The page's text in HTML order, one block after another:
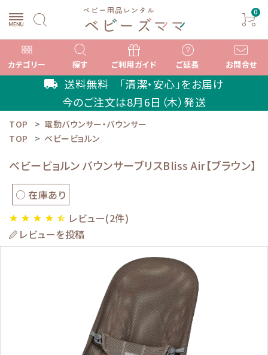
0
カテゴリー 探す ご利用ガイド ご延長 お問合せ
local_shipping 送料無料 「清潔・安心」をお届け
今のご注文は8月6日（木）発送
ようこそ ゲスト 様
meeting_room ログイン person 新規会員登録
TOP
電動バウンサー・バウンサー
TOP
ベビービョルン
ベビービョルン バウンサーブリスBliss Air【ブラウン】
○ 在庫あり
star star star star star_half レビュー(2件)
レビューを投稿